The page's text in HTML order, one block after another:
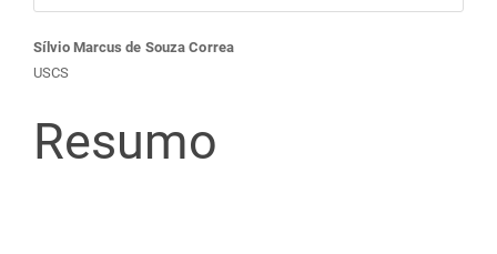
Conteúdo
do
artigo
Sílvio Marcus de Souza Correa
USCS
Resumo